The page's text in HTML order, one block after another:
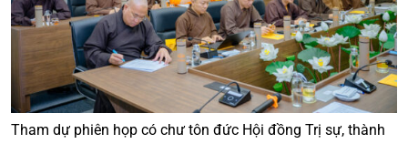
Tham dự phiên họp có chư tôn đức Hội đồng Trị sự, thành